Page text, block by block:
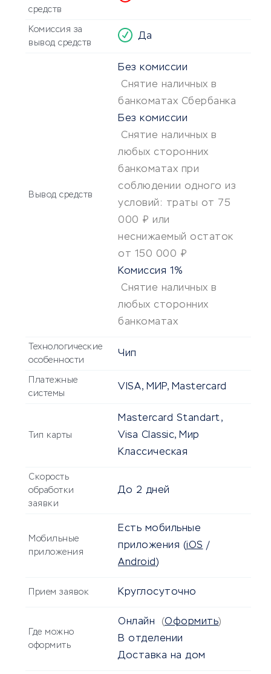
средств
Комиссия за
вывод средств
Да
Вывод средств
Без комиссии
Снятие наличных в
банкоматах Сбербанка
Без комиссии
Снятие наличных в
любых сторонних
банкоматах при
соблюдении одного из
условий: траты от 75
000 ₽ или
неснижаемый остаток
от 150 000 ₽
Комиссия 1%
Снятие наличных в
любых сторонних
банкоматах
Технологические
особенности
Чип
Платежные
системы
VISA, МИР, Mastercard
Тип карты
Mastercard Standart,
Visa Classic, Мир
Классическая
Скорость
обработки
заявки
До 2 дней
Мобильные
приложения
Есть мобильные
приложения (iOS /
Android)
Прием заявок Круглосуточно
Где можно
оформить
Онлайн (Оформить)
В отделении
Доставка на дом